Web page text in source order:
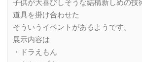
子供が大喜びしそうな結構新しめの技
道具を掛け合わせた
そういうイベントがあるようです。
展示内容は
・ドラえもん